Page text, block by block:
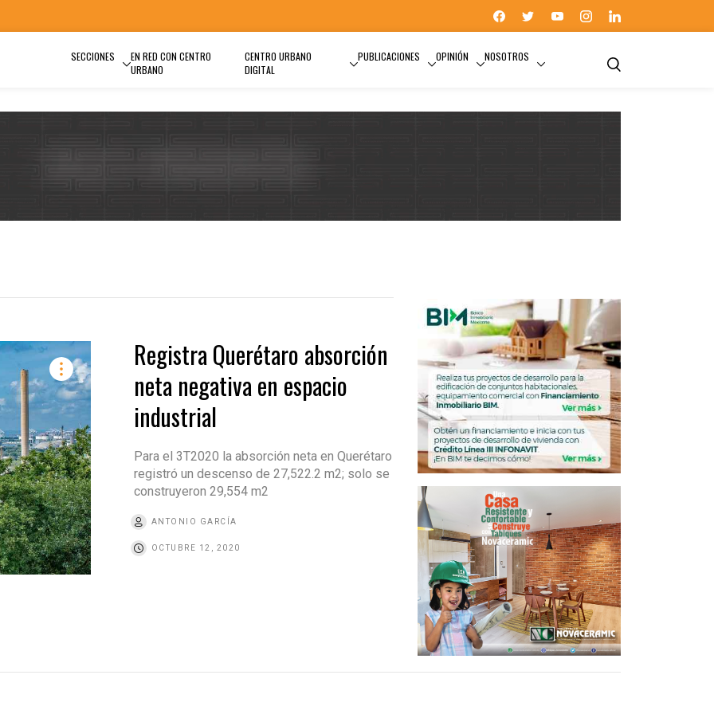
SECCIONES
EN RED CON CENTRO
URBANO
CENTRO URBANO
DIGITAL
PUBLICACIONES OPINIÓN NOSOTROS
Registra Querétaro absorción
neta negativa en espacio
industrial
Para el 3T2020 la absorción neta en Querétaro
registró un descenso de 27,522.2 m2; solo se
construyeron 29,554 m2
ANTONIO GARCÍA
OCTUBRE 12, 2020